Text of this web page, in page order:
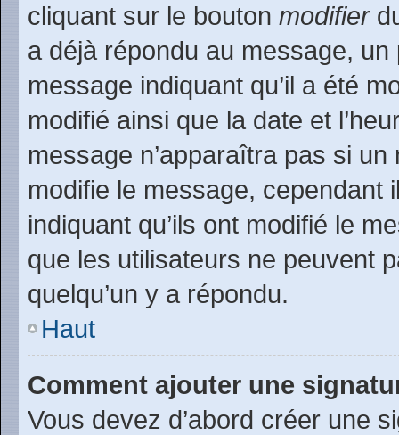
cliquant sur le bouton modifier
a déjà répondu au message,
message indiquant qu’il a été
modifié ainsi que la date et
message n’apparaîtra pas si
modifie le message, cependant
indiquant qu’ils ont modifié le
que les utilisateurs ne peuvent
quelqu’un y a répondu.
Haut
Comment ajouter une
Vous devez d’abord créer une